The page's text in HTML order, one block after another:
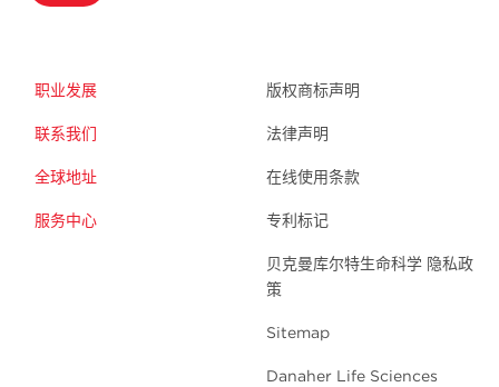
职业发展
联系我们
全球地址
服务中心
版权商标声明
法律声明
在线使用条款
专利标记
贝克曼库尔特生命科学 隐私政
策
Sitemap
Danaher Life Sciences